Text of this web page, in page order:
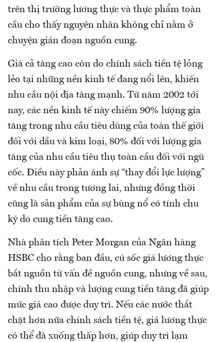
trên thị trường lương thực và thực phẩm toàn
cầu cho thấy nguyên nhân không chỉ nằm ở
chuyện gián đoạn nguồn cung.
Giá cả tăng cao còn do chính sách tiền tệ lỏng
lẻo tại những nền kinh tế đang nổi lên, khiến
nhu cầu nội địa tăng mạnh. Từ năm 2002 tới
nay, các nền kinh tế này chiếm 90% lượng gia
tăng trong nhu cầu tiêu dùng của toàn thế giới
đối với dầu và kim loại, 80% đối với lượng gia
tăng của nhu cầu tiêu thụ toàn cầu đối với ngũ
cốc. Điều này phản ánh sự “thay đổi lực lượng”
về nhu cầu trong tương lai, nhưng đồng thời
cũng là sản phẩm của sự bùng nổ có tính chu
kỳ do cung tiền tăng cao.
Nhà phân tích Peter Morgan của Ngân hàng
HSBC cho rằng ban đầu, cú sốc giá lương thực
bắt nguồn từ vấn đề nguồn cung, nhưng về sau,
chính thu nhập và lượng cung tiền tăng đã giúp
mức giá cao được duy trì. Nếu các nước thắt
chặt hơn nữa chính sách tiền tệ, giá lương thực
có thể đã xuống thấp hơn, giúp duy trì lạm